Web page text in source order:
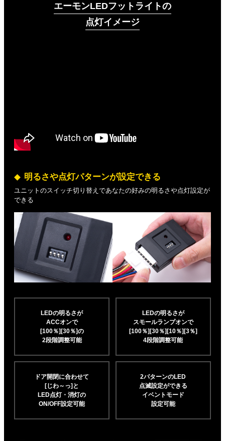
エーモンLEDフットライトの
点灯イメージ
明るさや点灯パターンが設定できる
ユニットのスイッチ切り替えであなたの好みの明るさや点灯設定が
できる
LEDの明るさが
ACCオンで
[100％][30％]の
2段階調整可能
LEDの明るさが
スモールランプオンで
[100％][30％][10％][3％]
4段階調整可能
ドア開閉に合わせて
[じわ～っ]と
LED点灯・消灯の
ON/OFF設定可能
2パターンのLED
点滅設定ができる
イベントモード
設定可能